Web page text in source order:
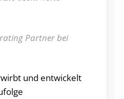
Partner bei
und entwickelt